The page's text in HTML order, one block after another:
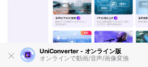
UniConverter - オンライン版
オンラインで動画/音声/画像変換